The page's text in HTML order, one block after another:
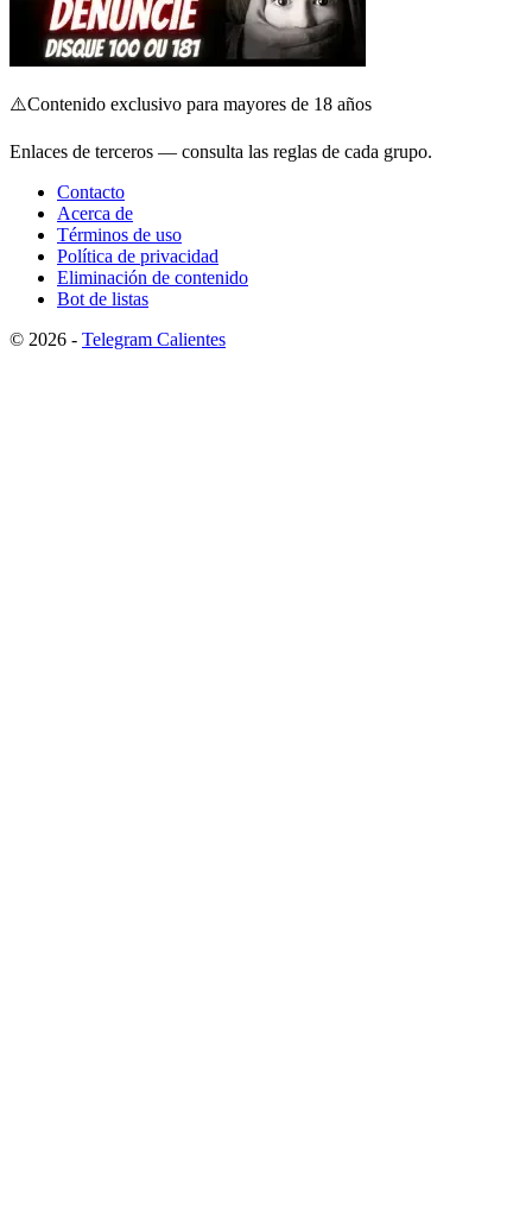
⚠️Contenido exclusivo para mayores de 18 años
Enlaces de terceros — consulta las reglas de cada grupo.
Contacto
Acerca de
Términos de uso
Política de privacidad
Eliminación de contenido
Bot de listas
© 2026 - Telegram Calientes